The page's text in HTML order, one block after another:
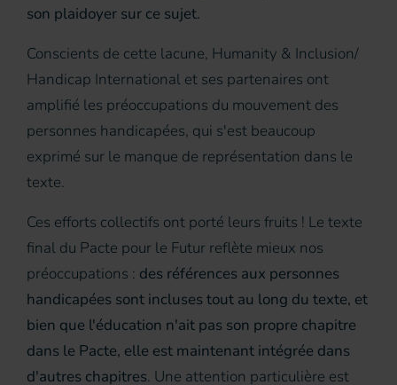
son plaidoyer sur ce sujet.
Conscients de cette lacune, Humanity & Inclusion/
Handicap International et ses partenaires ont
amplifié les préoccupations du mouvement des
personnes handicapées, qui s'est beaucoup
exprimé sur le manque de représentation dans le
texte.
Ces efforts collectifs ont porté leurs fruits ! Le texte
final du Pacte pour le Futur reflète mieux nos
préoccupations : des références aux personnes
handicapées sont incluses tout au long du texte, et
bien que l'éducation n'ait pas son propre chapitre
dans le Pacte, elle est maintenant intégrée dans
d'autres chapitres. Une attention particulière est